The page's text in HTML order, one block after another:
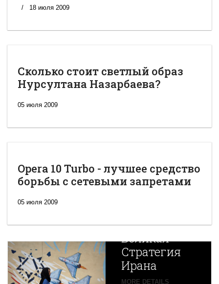
18 июля 2009
Сколько стоит светлый образ
Нурсултана Назарбаева?
05 июля 2009
Opera 10 Turbo - лучшее средство
борьбы с сетевыми запретами
05 июля 2009
Новая
Великая
Стратегия
Ирана
MORE DETAILS